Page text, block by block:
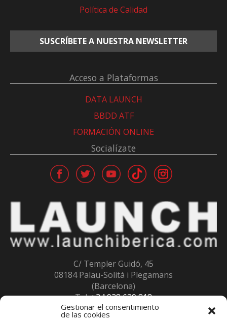
Gestionar el consentimiento
de las cookies
Política de Calidad
SUSCRÍBETE A NUESTRA NEWSLETTER
Acceso a Plataformas
DATA LAUNCH
BBDD ATF
FORMACIÓN ONLINE
Socialízate
C/ Templer Guidó, 45
08184 Palau-Solitá i Plegamans
(Barcelona)
Tel:+34 938 639 818
Fax:+34 938 639 847
info@launchiberica.com